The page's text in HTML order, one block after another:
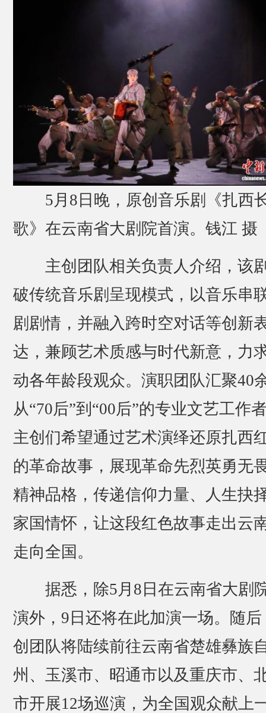
5月8日晚，原创音乐剧《扎西
歌》在云南省大剧院首演。钱江 摄
主创团队相关负责人介绍，该
破传统音乐剧呈现模式，以音乐串
剧剧情，并融入跨时空对话等创新
达，兼顾艺术质感与时代新意，力
动各年龄段观众。演职团队汇聚40
从“70后”到“00后”的专业文艺工作
主创们希望通过艺术演绎还原扎西
的革命故事，展现革命先烈英勇无
精神品格，传递信仰力量、人生抉
家国情怀，让这段红色故事走出云
走向全国。
据悉，除5月8日在云南省大剧
演外，9日还将在此加演一场。随后
创团队将陆续前往云南省楚雄彝族
州、玉溪市、昭通市以及重庆市、
市开展12场巡演，为全国观众献上